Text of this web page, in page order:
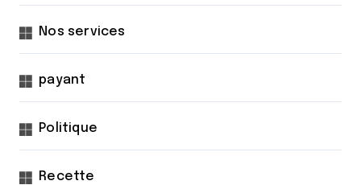
Nos services
payant
Politique
Recette